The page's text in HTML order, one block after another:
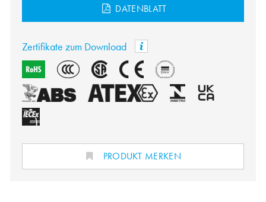
DATENBLATT
Zertifikate zum Download
PRODUKT MERKEN